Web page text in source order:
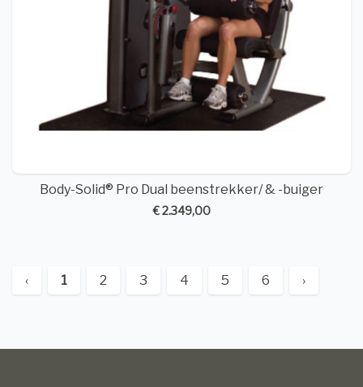
Body-Solid® Pro Dual beenstrekker/ & -buiger
€ 2.349,00
‹ 1 2 3 4 5 6 ›